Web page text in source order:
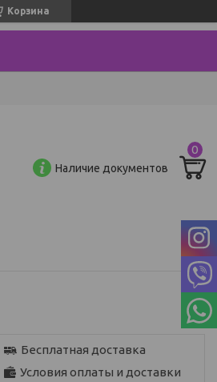
Корзина
Наличие документов
Бесплатная доставка
Условия оплаты и доставки